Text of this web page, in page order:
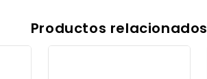
Productos relacionados